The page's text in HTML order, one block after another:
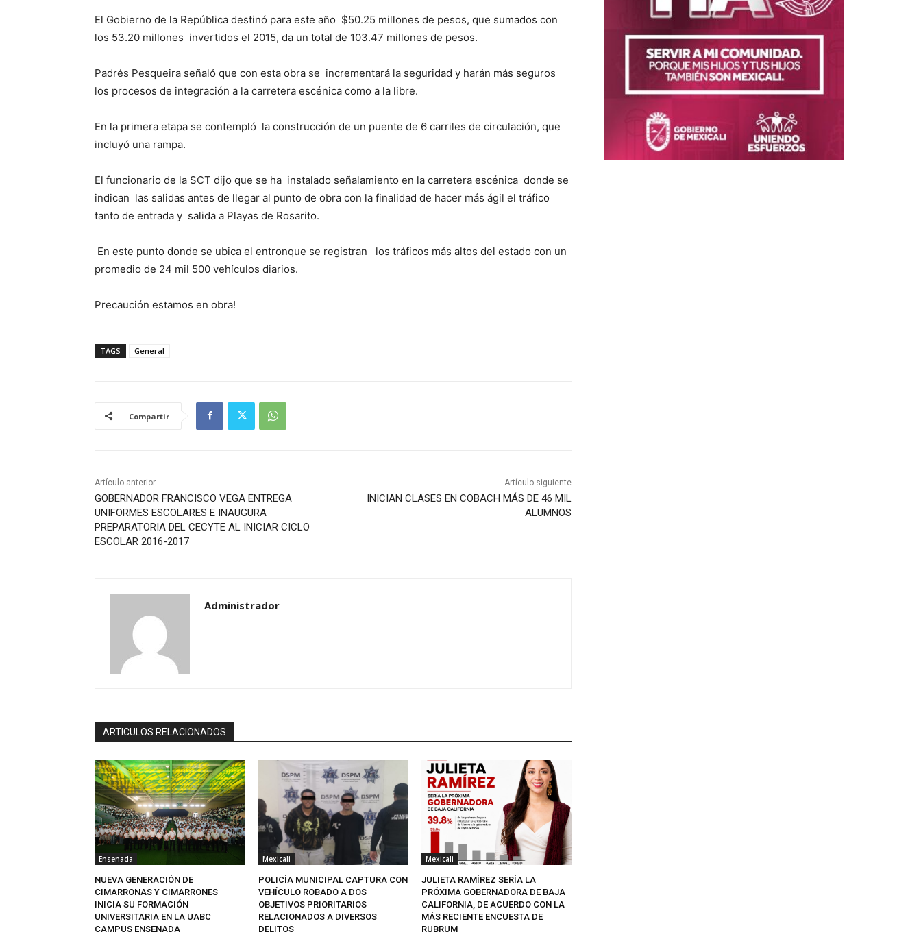
El Gobierno de la República destinó para este año $50.25 millones de pesos, que sumados con
los 53.20 millones invertidos el 2015, da un total de 103.47 millones de pesos.
Padrés Pesqueira señaló que con esta obra se incrementará la seguridad y harán más seguros
los procesos de integración a la carretera escénica como a la libre.
En la primera etapa se contempló la construcción de un puente de 6 carriles de circulación, que
incluyó una rampa.
El funcionario de la SCT dijo que se ha instalado señalamiento en la carretera escénica donde se
indican las salidas antes de llegar al punto de obra con la finalidad de hacer más ágil el tráfico
tanto de entrada y salida a Playas de Rosarito.
En este punto donde se ubica el entronque se registran los tráficos más altos del estado con un
promedio de 24 mil 500 vehículos diarios.
Precaución estamos en obra!
TAGS General
Compartir
Artículo anterior
GOBERNADOR FRANCISCO VEGA ENTREGA
UNIFORMES ESCOLARES E INAUGURA
PREPARATORIA DEL CECYTE AL INICIAR CICLO
ESCOLAR 2016-2017
Artículo siguiente
INICIAN CLASES EN COBACH MÁS DE 46 MIL
ALUMNOS
Administrador
ARTICULOS RELACIONADOS
Ensenada
NUEVA GENERACIÓN DE
CIMARRONAS Y CIMARRONES
INICIA SU FORMACIÓN
UNIVERSITARIA EN LA UABC
CAMPUS ENSENADA
Mexicali
POLICÍA MUNICIPAL CAPTURA CON
VEHÍCULO ROBADO A DOS
OBJETIVOS PRIORITARIOS
RELACIONADOS A DIVERSOS
DELITOS
Mexicali
JULIETA RAMÍREZ SERÍA LA
PRÓXIMA GOBERNADORA DE BAJA
CALIFORNIA, DE ACUERDO CON LA
MÁS RECIENTE ENCUESTA DE
RUBRUM